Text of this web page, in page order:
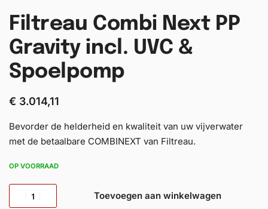
Filtreau Combi Next PP
Gravity incl. UVC &
Spoelpomp
€ 3.014,11
Bevorder de helderheid en kwaliteit van uw vijverwater
met de betaalbare COMBINEXT van Filtreau.
OP VOORRAAD
Toevoegen aan winkelwagen